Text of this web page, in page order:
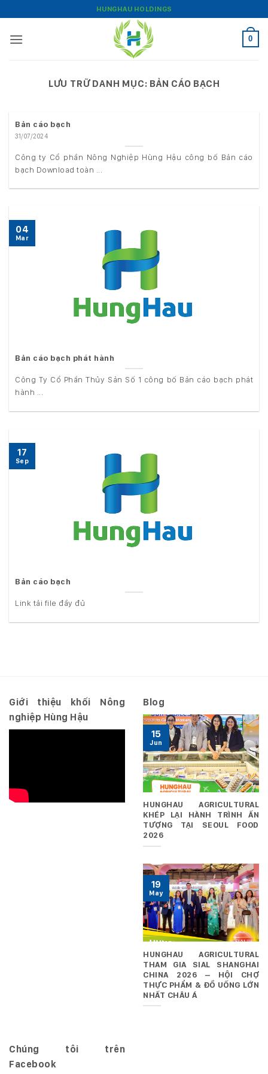
qua
nội
HUNGHAU HOLDINGS
0
LƯU TRỮ DANH MỤC: BẢN CÁO BẠCH
Bản cáo bạch
31/07/2024
Công ty Cổ phần Nông Nghiệp Hùng Hậu công bố Bản cáo
bạch Download toàn ...
Bản cáo bạch phát hành
Công Ty Cổ Phần Thủy Sản Số 1 công bố Bản cáo bạch phát
hành ...
04
Mar
Bản cáo bạch
Link tải file đầy đủ
17
Sep
Giới thiệu khối Nông
nghiệp Hùng Hậu
Blog
HUNGHAU AGRICULTURAL
KHÉP LẠI HÀNH TRÌNH ẤN
TƯỢNG TẠI SEOUL FOOD
2026
15
Jun
HUNGHAU AGRICULTURAL
THAM GIA SIAL SHANGHAI
CHINA 2026 – HỘI CHỢ
THỰC PHẨM & ĐỒ UỐNG LỚN
NHẤT CHÂU Á
19
May
Chúng tôi trên
Facebook